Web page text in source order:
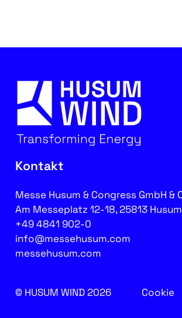
Kontakt
Messe Husum & Congress GmbH &
Am Messeplatz 12-18, 25813 Husum
+49 4841 902-0
info@messehusum.com
messehusum.com
© HUSUM WIND 2026 Cookie